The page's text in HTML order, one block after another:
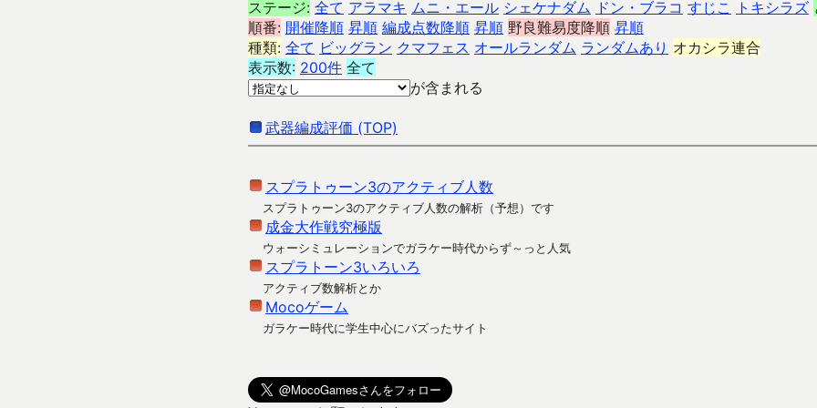
ステージ: 全て アラマキ ムニ・エール シェケナダム ドン・ブラコ すじこ トキシラズ
順番: 開催降順 昇順 編成点数降順 昇順 野良難易度降順 昇順
種類: 全て ビッグラン クマフェス オールランダム ランダムあり オカシラ連合
表示数: 200件 全て
が含まれる
武器編成評価 (TOP)
スプラトゥーン3のアクティブ人数
スプラトゥーン3のアクティブ人数の解析（予想）です
成金大作戦究極版
ウォーシミュレーションでガラケー時代からず～っと人気
スプラトーン3いろいろ
アクティブ数解析とか
Mocoゲーム
ガラケー時代に学生中心にバズったサイト